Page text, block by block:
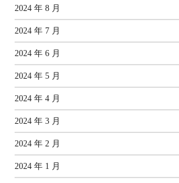
2024 年 8 月
2024 年 7 月
2024 年 6 月
2024 年 5 月
2024 年 4 月
2024 年 3 月
2024 年 2 月
2024 年 1 月